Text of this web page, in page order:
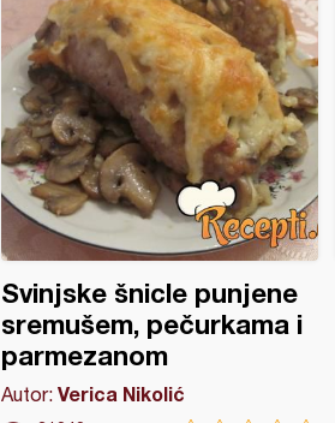
Svinjske šnicle punjene
sremušem, pečurkama i
parmezanom
Autor: Verica Nikolić